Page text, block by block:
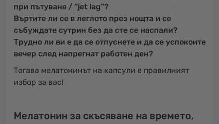
при пътуване / “jet lag”?
Въртите ли се в леглото през нощта и се
събуждате сутрин без да сте се наспали?
Трудно ли ви е да се отпуснете и да се успокоите
вечер след напрегнат работен ден?
Тогава мелатонинът на капсули е правилният
избор за вас!
Мелатонин за скъсяване на времето,